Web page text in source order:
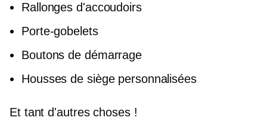
Rallonges d'accoudoirs
Porte-gobelets
Boutons de démarrage
Housses de siège personnalisées
Et tant d'autres choses !